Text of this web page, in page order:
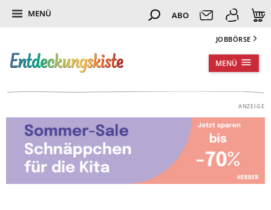
MENÜ
JOBBÖRSE
ABO
MENÜ